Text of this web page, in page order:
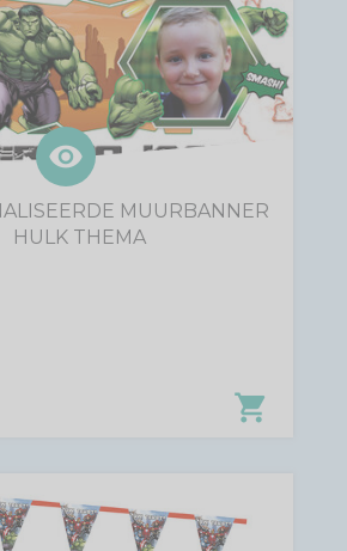
visibility
shopping_cart
MUURBANNER
HULK THEMA